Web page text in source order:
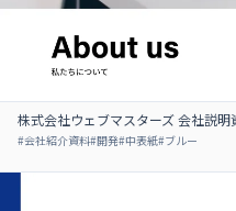
株式会社ウェブマスターズ 会社説明
#会社紹介資料#開発#中表紙#ブルー